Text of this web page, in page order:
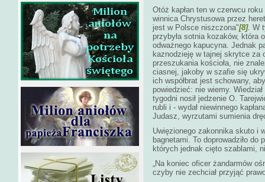
Otóż kapłan ten w czerwcu
winnica Chrystusowa przez
jest w Polsce niszczona"[8]. W
przybyła sotnia kozaków, która
odważnego kapucyna. Jednak
kaznodzieję w tajnej skrytce za
przeszukania kościoła, nie
ciasnej, jakoby w szafie się
ich współbrat jest schowany,
powiedzieć: nie wiemy.
tygodni nosił jedzenie O.
rubli i - wydał niewinnego
Judasz, wyrzutami sumienia
Uwięzionego zakonnika skuto i
bagnetami. To doprowadziło
których jednak cięto szablami,
„Na koniec oficer żandarmów
czyby nie zechciał przyjąć